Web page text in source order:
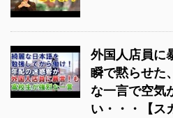
外国人店員に
瞬で黙らせた
な一言で空気
い・・・【ス